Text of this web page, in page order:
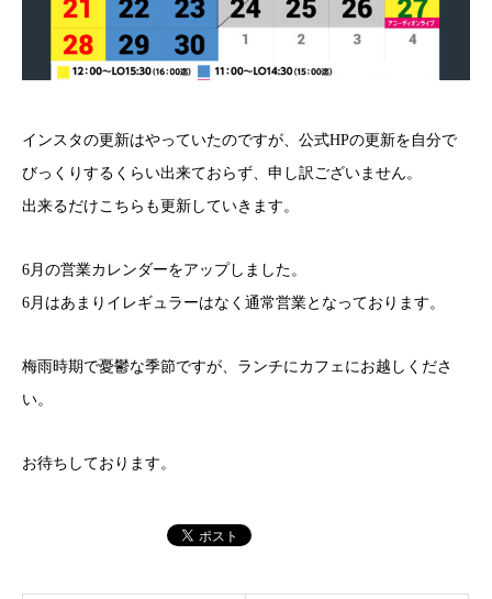
インスタの更新はやっていたのですが、公式HPの更新を自分で
びっくりするくらい出来ておらず、申し訳ございません。
出来るだけこちらも更新していきます。
6月の営業カレンダーをアップしました。
6月はあまりイレギュラーはなく通常営業となっております。
梅雨時期で憂鬱な季節ですが、ランチにカフェにお越しくださ
い。
お待ちしております。